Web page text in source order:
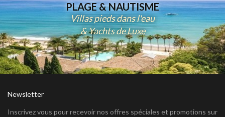
PLAGE & NAUTISME
Villas pieds dans l'eau
& Yachts de Luxe
Newsletter
Inscrivez vous pour recevoir nos offres spéciales et promotions sur